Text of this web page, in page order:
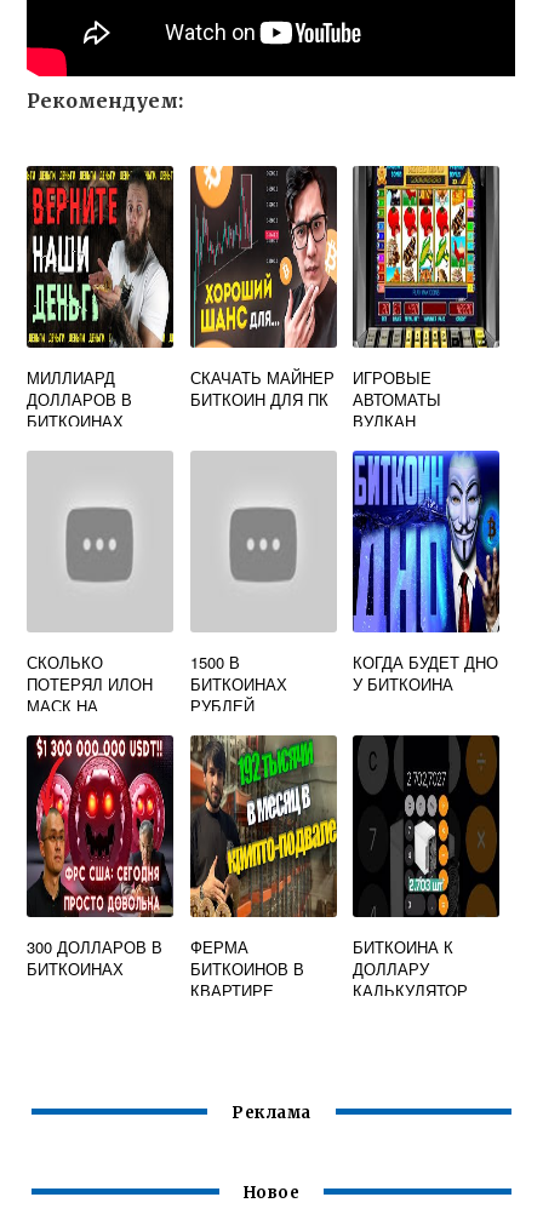
Рекомендуем:
МИЛЛИАРД
ДОЛЛАРОВ В
БИТКОИНАХ
СКАЧАТЬ МАЙНЕР
БИТКОИН ДЛЯ ПК
ИГРОВЫЕ
АВТОМАТЫ
ВУЛКАН
AZINOBTC ГДЕ
ЛУЧШЕ ИГРАТЬ
НА БИТКОИН
СКОЛЬКО
ПОТЕРЯЛ ИЛОН
МАСК НА
1500 В
БИТКОИНАХ
РУБЛЕЙ
КОГДА БУДЕТ ДНО
У БИТКОИНА
300 ДОЛЛАРОВ В
БИТКОИНАХ
ФЕРМА
БИТКОИНОВ В
КВАРТИРЕ
БИТКОИНА К
ДОЛЛАРУ
КАЛЬКУЛЯТОР
Реклама
Новое